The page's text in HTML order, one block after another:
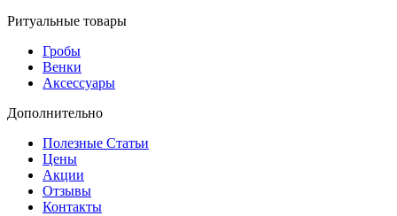
Ритуальные товары
Гробы
Венки
Аксессуары
Дополнительно
Полезные Статьи
Цены
Акции
Отзывы
Контакты